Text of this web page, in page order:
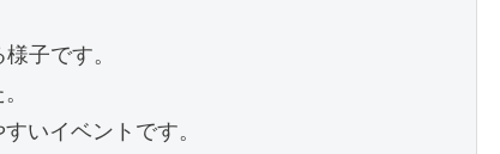
子です。
いイベントです。